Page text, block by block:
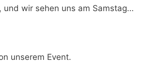
und wir sehen uns am Samstag…
unserem Event.